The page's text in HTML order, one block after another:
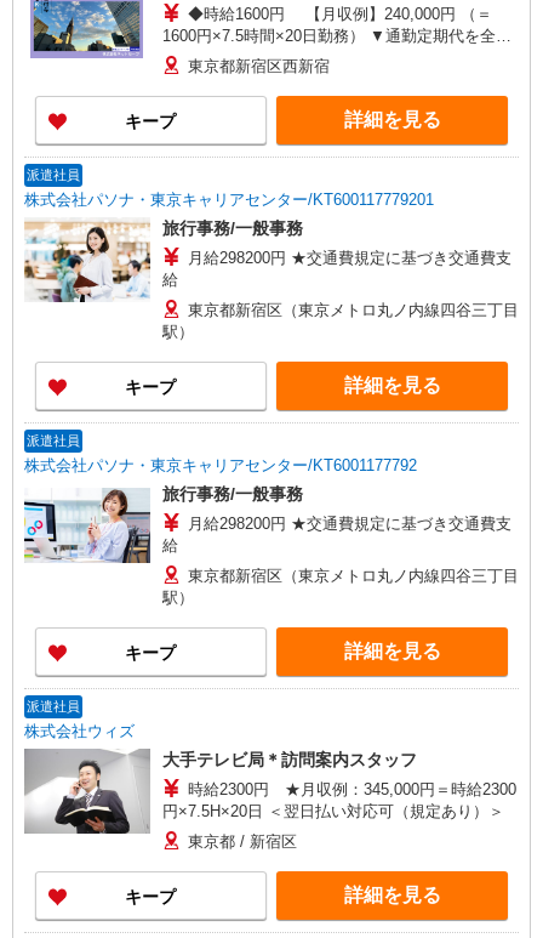
◆時給1600円 【月収例】240,000円 （＝
1600円×7.5時間×20日勤務） ▼通勤定期代を全額
支給東京都新宿区西新宿
キープ 詳細を見る
派遣社員
株式会社パソナ・東京キャリアセンター/KT600117779201
旅行事務/一般事務
月給298200円 ★交通費規定に基づき交通費支
給
東京都新宿区（東京メトロ丸ノ内線四谷三丁目
駅）
キープ 詳細を見る
派遣社員
株式会社パソナ・東京キャリアセンター/KT6001177792
旅行事務/一般事務
月給298200円 ★交通費規定に基づき交通費支
給
東京都新宿区（東京メトロ丸ノ内線四谷三丁目
駅）
キープ 詳細を見る
派遣社員
株式会社ウィズ
大手テレビ局＊訪問案内スタッフ
時給2300円 ★月収例：345,000円＝時給2300
円×7.5H×20日 ＜翌日払い対応可（規定あり）＞
東京都 / 新宿区
キープ 詳細を見る